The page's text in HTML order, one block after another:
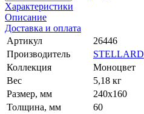
Характеристики
Описание
Доставка и оплата
Артикул
26446
Производитель
STELLARD
Коллекция
Моноцвет
Вес
5,18 кг
Размер, мм
240х160
Толщина, мм
60